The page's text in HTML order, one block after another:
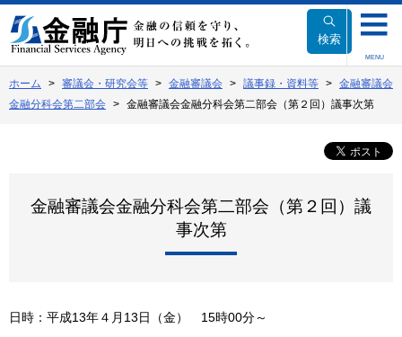
文
へ
動
検索
MENU
ホーム 審議会・研究会等 金融審議会 議事録・資料等
金融審議会
金融分科会第二部会
金融審議会金融分科会第二部会（第２回）議事次第
金融審議会金融分科会第二部会（第２回）議
事次第
日時：平成13年４月13日（金） 15時00分～